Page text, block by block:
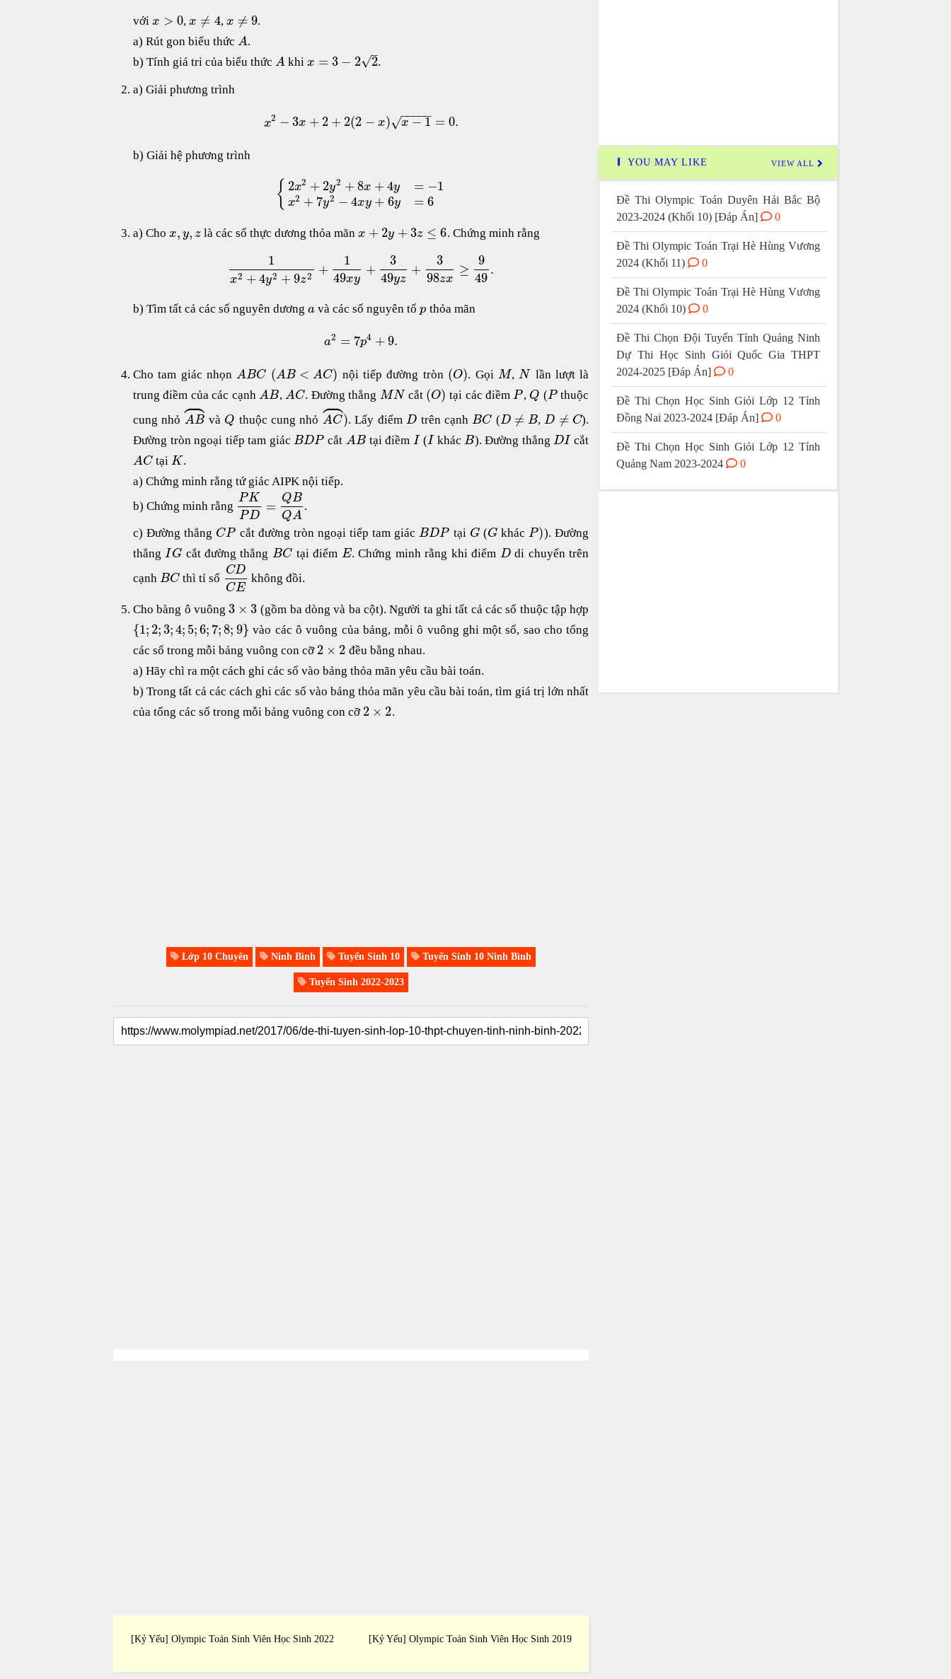
với x > 0,x ≠ 4, x ≠ 9.
a) Rút gon biểu thức A.
b) Tính giá tri của biểu thức A khix = 3 − 2 2
–
√ .
a) Giải phương trình
x2 − 3x + 2 + 2(2 − x) x −1
− −
−−−
√ = 0.
b) Giải hệ phương trình
{ 2x2 + 2y2 + 8x + 4y
x2 + 7y2 − 4xy + 6y
= −1
= 6
a) Cho x, y, z là các số thực dương thỏa mãnx + 2y + 3z ≤ 6. Chứng minh rằng
1
x2 + 4y2 + 9z2 +
1
49xy
+
3
49yz
+
3
98zx
≥
9
49
.
b) Tìm tất cả các số nguyên dương a và các số nguyên tốp thỏa mãn
a2 = 7p4 + 9.
Cho tam giác nhọn ABC (AB < AC) nội tiếp đường tròn (O). Gọi M, N lần lượt là
trung điềm của các cạnh AB, AC. Đường thẳng MNcắt (O) tại các điềm P , Q (Pthuộc
cung nhỏ AB
 
 và Q thuộc cung nhỏ AC
 
 ). Lấy điểm D trên cạnhBC (D ≠ B,D ≠ C).
Đường tròn ngoại tiếp tam giácBDP cắt AB tại điềm I (I khácB). Đường thẳngDI cắt
AC tạiK .
a) Chứng minh rằng tứ giác AIPK nội tiếp.
b) Chứng minh rằng
PK
PD
= QB
QA
.
c) Đường thẳng CP cắt đường tròn ngoại tiếp tam giácBDP tại G (G khácP)). Đường
thẳngI G cắt đường thẳng BC tại điểm E. Chứng minh rằng khi điểm Ddi chuyển trên
cạnh BC thì tỉ số
CD
CE
không đồi.
Cho bàng ô vuông3 × 3 (gồm ba dòng và ba cột). Người ta ghi tất cả các số thuộc tập hợp
{1; 2;3;4; 5;6; 7; 8; 9} vào các ô vuông của bảng, mỗi ô vuông ghi một số, sao cho tổng
các số trong mỗi bảng vuông con cỡ 2 × 2 đều bằng nhau.
a) Hãy chì ra một cách ghi các số vào bảng thỏa mãn yêu cầu bài toán.
b) Trong tất cả các cách ghi các số vào bảng thỏa mãn yêu cầu bài toán, tìm giá trị lớn nhất
của tổng các số trong mỗi bảng vuông con cỡ 2 × 2.
Lớp 10 Chuyên Ninh Bình Tuyển Sinh 10 Tuyển Sinh 10 Ninh Bình
Tuyển Sinh 2022-2023
[Kỷ Yếu] Olympic Toán Sinh Viên Học Sinh 2022 [Kỷ Yếu] Olympic Toán Sinh Viên Học Sinh 2019
YOU MAY LIKE VIEW ALL
Đề Thi Olympic Toán Duyên Hải Bắc Bộ
2023-2024 (Khối 10) [Đáp Án]
0
Đề Thi Olympic Toán Trại Hè Hùng Vương
2024 (Khối 11)
0
Đề Thi Olympic Toán Trại Hè Hùng Vương
2024 (Khối 10)
0
Đề Thi Chọn Đội Tuyển Tỉnh Quảng Ninh
Dự Thi Học Sinh Giỏi Quốc Gia THPT
2024-2025 [Đáp Án]
0
Đề Thi Chọn Học Sinh Giỏi Lớp 12 Tỉnh
Đồng Nai 2023-2024 [Đáp Án]
0
Đề Thi Chọn Học Sinh Giỏi Lớp 12 Tỉnh
Quảng Nam 2023-2024
0